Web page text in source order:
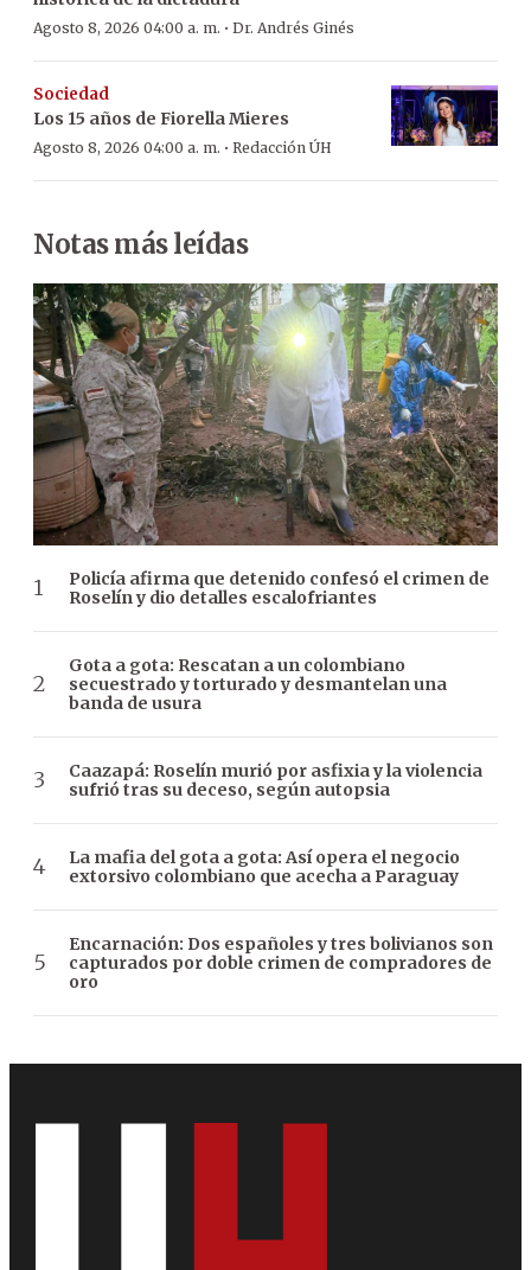
Agosto 8, 2026 04:00 a. m. · Dr. Andrés Ginés
Sociedad
Los 15 años de Fiorella Mieres
Agosto 8, 2026 04:00 a. m. · Redacción ÚH
Notas más leídas
Policía afirma que detenido confesó el crimen de
Roselín y dio detalles escalofriantes
Gota a gota: Rescatan a un colombiano
secuestrado y torturado y desmantelan una
banda de usura
Caazapá: Roselín murió por asfixia y la violencia
sufrió tras su deceso, según autopsia
La mafia del gota a gota: Así opera el negocio
extorsivo colombiano que acecha a Paraguay
Encarnación: Dos españoles y tres bolivianos son
capturados por doble crimen de compradores de
oro